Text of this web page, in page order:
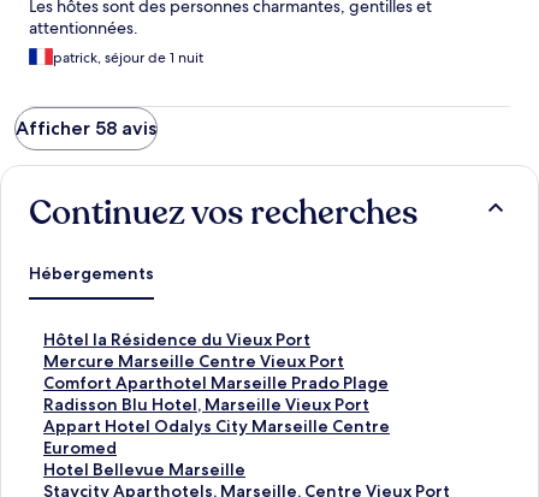
Les hôtes sont des personnes charmantes, gentilles et
attentionnées.
patrick, séjour de 1 nuit
Afficher 58 avis
Continuez vos recherches
Hébergements
Hôtel la Résidence du Vieux Port
L
i
e
n
o
u
v
r
Mercure Marseille Centre Vieux Port
L
i
e
n
o
u
v
Comfort Aparthotel Marseille Prado Plage
L
i
e
n
o
u
Radisson Blu Hotel, Marseille Vieux Port
L
i
e
n
o
Appart Hotel Odalys City Marseille Centre
Euromed
L
i
e
n
Hotel Bellevue Marseille
L
iStaycity Aparthotels, Marseille, Centre Vieux Port
L